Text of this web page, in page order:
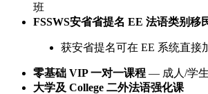
班
FSSWS安省省提名 EE 法语类别移
获安省提名可在 EE 系统直接
零基础 VIP 一对一课程 — 成人/学
大学及 College 二外法语强化课